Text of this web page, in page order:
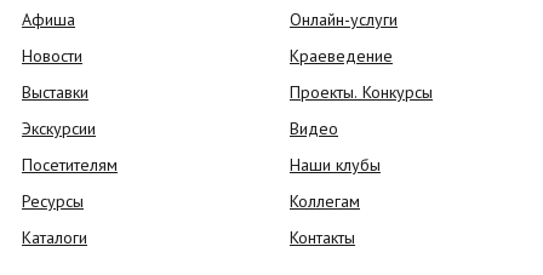
Афиша
Новости
Выставки
Экскурсии
Посетителям
Ресурсы
Каталоги
Онлайн-услуги
Краеведение
Проекты. Конкурсы
Видео
Наши клубы
Коллегам
Контакты